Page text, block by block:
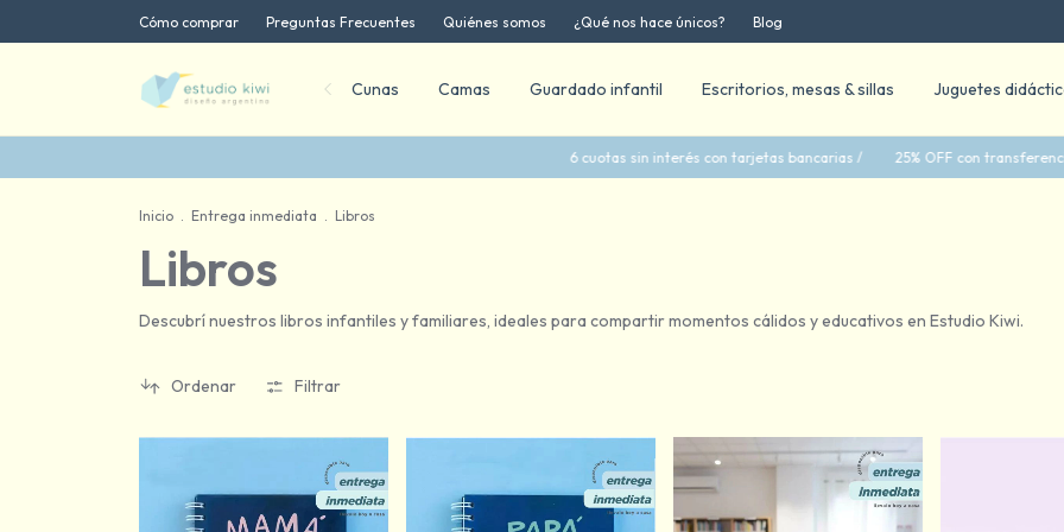
Cómo comprar Preguntas Frecuentes Quiénes somos ¿Qué nos hace únicos? Blog
Cunas Camas Guardado infantil Escritorios, mesas & sillas Juguetes
6 cuotas sin interés con tarjetas bancarias / 25% OFF con transferencia bancaria / 35%
Inicio . Entrega inmediata . Libros
Libros
Descubrí nuestros libros infantiles y familiares, ideales para compartir momentos cálidos y educativos en Estudio Kiwi.
Ordenar Filtrar